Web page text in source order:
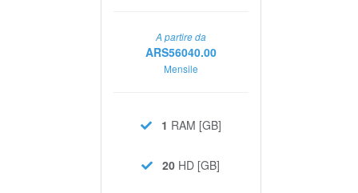
A partire da
ARS56040.00
Mensile
1 RAM [GB]
20 HD [GB]